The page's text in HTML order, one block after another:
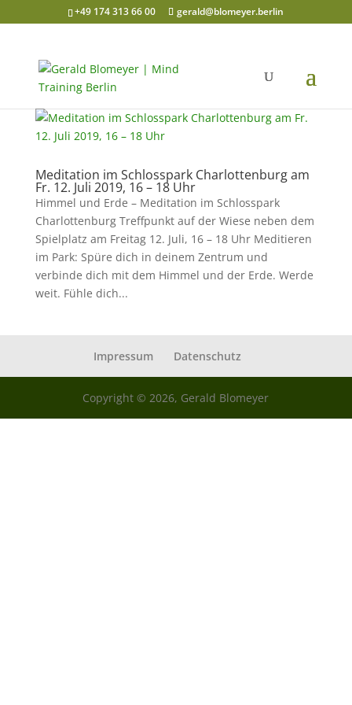
+49 174 313 66 00 gerald@blomeyer.berlin
Meditation im Schlosspark Charlottenburg am
Fr. 12. Juli 2019, 16 – 18 Uhr
Himmel und Erde – Meditation im Schlosspark
Charlottenburg Treffpunkt auf der Wiese neben dem
Spielplatz am Freitag 12. Juli, 16 – 18 Uhr Meditieren
im Park: Spüre dich in deinem Zentrum und
verbinde dich mit dem Himmel und der Erde. Werde
weit. Fühle dich...
Impressum Datenschutz
Copyright © 2026, Gerald Blomeyer